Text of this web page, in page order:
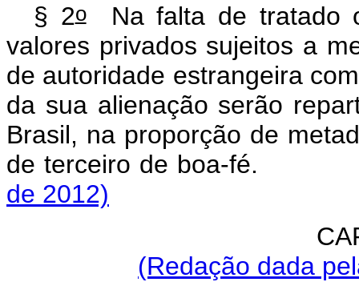
§ 2oNa falta de tratado
valores privados sujeitos a
de autoridade estrangeira
da sua alienação serão
Brasil, na proporção de
de terceiro de boa-
de 2012)
(Redação dada